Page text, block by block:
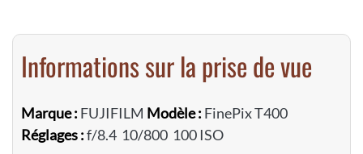
Informations sur la prise de vue
Marque : FUJIFILM Modèle : FinePix T400
Réglages :f/8.4 10/800 100 ISO